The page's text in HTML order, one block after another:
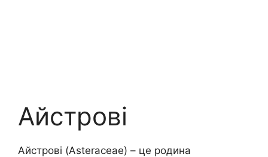
Айстрові
Айстрові (Asteraceae) – це родина